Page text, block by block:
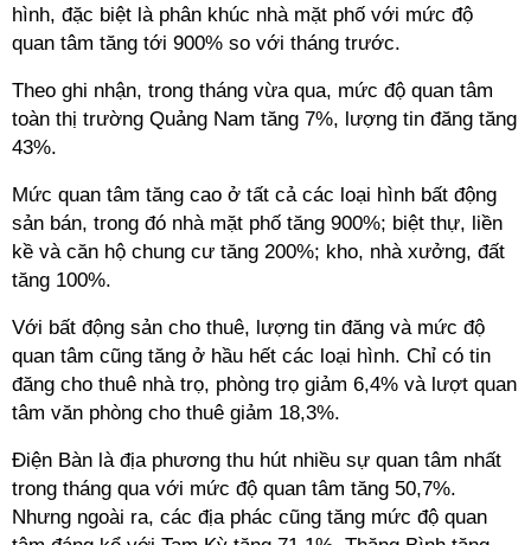
hình, đặc biệt là phân khúc nhà mặt phố với mức độ
quan tâm tăng tới 900% so với tháng trước.
Theo ghi nhận, trong tháng vừa qua, mức độ quan tâm
toàn thị trường Quảng Nam tăng 7%, lượng tin đăng tăng
43%.
Mức quan tâm tăng cao ở tất cả các loại hình bất động
sản bán, trong đó nhà mặt phố tăng 900%; biệt thự, liền
kề và căn hộ chung cư tăng 200%; kho, nhà xưởng, đất
tăng 100%.
Với bất động sản cho thuê, lượng tin đăng và mức độ
quan tâm cũng tăng ở hầu hết các loại hình. Chỉ có tin
đăng cho thuê nhà trọ, phòng trọ giảm 6,4% và lượt quan
tâm văn phòng cho thuê giảm 18,3%.
Điện Bàn là địa phương thu hút nhiều sự quan tâm nhất
trong tháng qua với mức độ quan tâm tăng 50,7%.
Nhưng ngoài ra, các địa phác cũng tăng mức độ quan